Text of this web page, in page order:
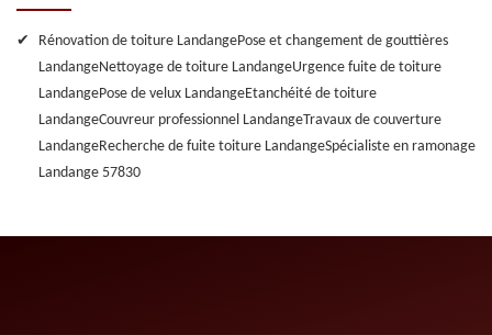
Rénovation de toiture LandangePose et changement de gouttières
LandangeNettoyage de toiture LandangeUrgence fuite de toiture
LandangePose de velux LandangeEtanchéité de toiture
LandangeCouvreur professionnel LandangeTravaux de couverture
LandangeRecherche de fuite toiture LandangeSpécialiste en ramonage
Landange 57830